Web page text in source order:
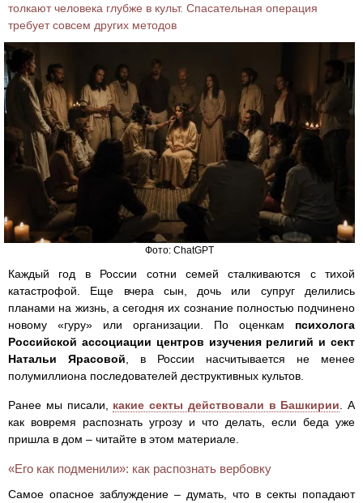
толкают человека глубже в культ. Спасательная операция
требует совсем других методов
Фото: ChatGPT
Каждый год в России сотни семей сталкиваются с тихой
катастрофой. Еще вчера сын, дочь или супруг делились
планами на жизнь, а сегодня их сознание полностью подчинено
новому «гуру» или организации. По оценкам психолога
Российской ассоциации центров изучения религий и сект
Натальи Ярасовой , в России насчитывается не менее
полумиллиона последователей деструктивных культов.
Ранее мы писали, какие секты действовали в Башкирии . А
как вовремя распознать угрозу и что делать, если беда уже
пришла в дом – читайте в этом материале.
«Его как подменили»: как распознать вербовку
Самое опасное заблуждение – думать, что в секты попадают